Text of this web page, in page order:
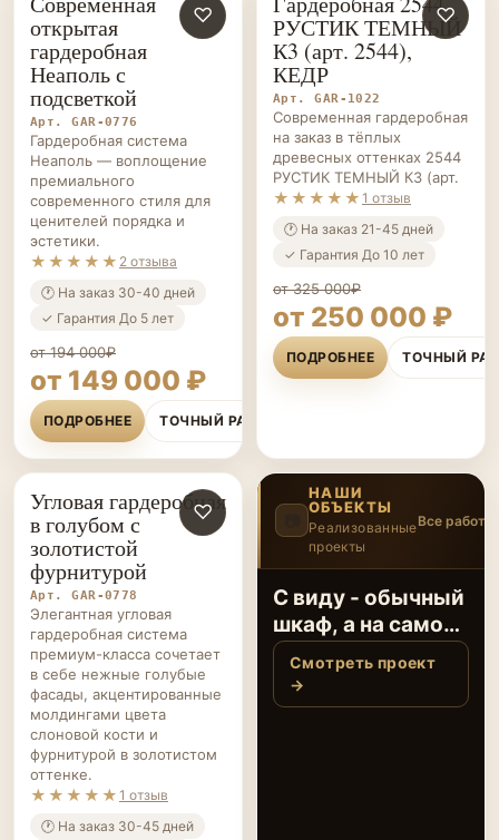
Неаполь с
подсветкой
Арт. GAR-0776
Гардеробная система
Неаполь — воплощение
премиального
современного стиля для
ценителей порядка и
эстетики.
★★★★★2 отзыва
🕐 На заказ 30-40 дней
✓ Гарантия До 5 лет
от 194 000₽
от 149 000 ₽
ПОДРОБНЕЕ ТОЧНЫЙ РАСЧЁТ
КЕДР
Арт. GAR-1022
Современная гардеробная
на заказ в тёплых
древесных оттенках 2544
РУСТИК ТЕМНЫЙ К3 (арт.
★★★★★1 отзыв
🕐 На заказ 21-45 дней
✓ Гарантия До 10 лет
от 325 000₽
от 250 000 ₽
ПОДРОБНЕЕ ТОЧНЫЙ
ГАРДЕРОБНЫЕ НА ЗАКАЗ
♡
Угловая гардеробная
в голубом с
золотистой
фурнитурой
Арт. GAR-0778
Элегантная угловая
гардеробная система
премиум-класса сочетает
в себе нежные голубые
фасады, акцентированные
молдингами цвета
слоновой кости и
фурнитурой в золотистом
оттенке.
★★★★★ 1 отзыв
🕐 На заказ 30-45 дней
✓ Гарантия До 10 лет
📷
ОБЪЕКТЫ
проекты
Все
›
Когда все вещи на
своих местах
Смотреть проект
→